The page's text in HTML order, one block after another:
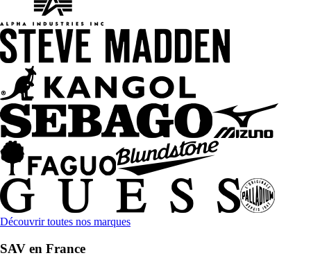
Découvrir toutes nos marques
SAV en France